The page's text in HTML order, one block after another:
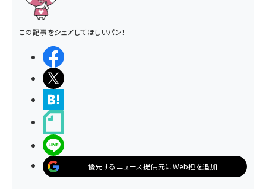
この記事をシェアしてほしいパン！
優先するニュース提供元にWeb担を追加